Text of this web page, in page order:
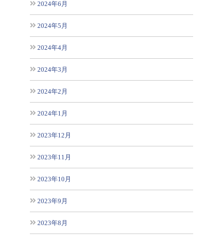
2024年6月
2024年5月
2024年4月
2024年3月
2024年2月
2024年1月
2023年12月
2023年11月
2023年10月
2023年9月
2023年8月